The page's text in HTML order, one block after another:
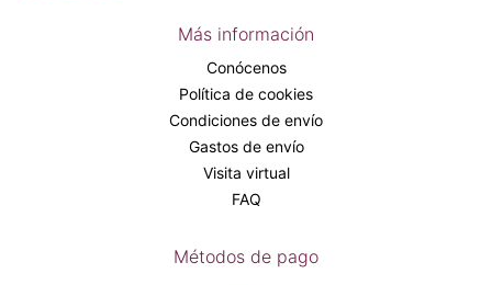
Más información
Conócenos
Política de cookies
Condiciones de envío
Gastos de envío
Visita virtual
FAQ
Métodos de pago